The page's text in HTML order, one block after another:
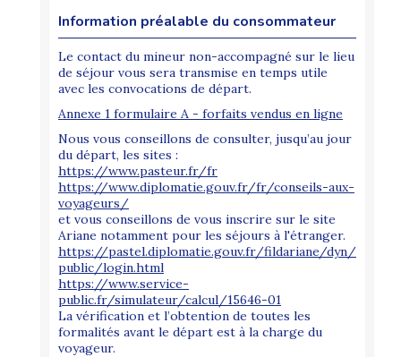
Information préalable du consommateur
Le contact du mineur non-accompagné sur le lieu
de séjour vous sera transmise en temps utile
avec les convocations de départ.
Annexe 1 formulaire A - forfaits vendus en ligne
Nous vous conseillons de consulter, jusqu’au jour
du départ, les sites :
https://www.pasteur.fr/fr
https://www.diplomatie.gouv.fr/fr/conseils-aux-
voyageurs/
et vous conseillons de vous inscrire sur le site
Ariane notamment pour les séjours à l'étranger.
https://pastel.diplomatie.gouv.fr/fildariane/dyn/
public/login.html
https://www.service-
public.fr/simulateur/calcul/15646-01
La vérification et l’obtention de toutes les
formalités avant le départ est à la charge du
voyageur.